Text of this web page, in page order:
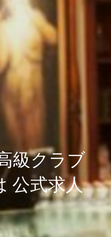
級クラブ
公式求人
級クラブ
公式求人
級クラブ
公式求人